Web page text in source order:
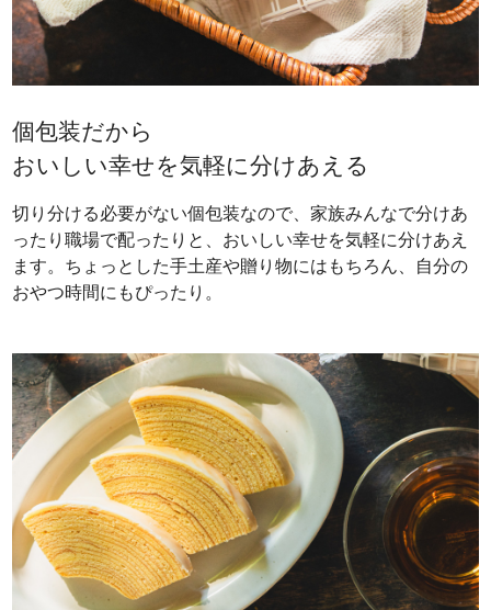
個包装だから
おいしい幸せを気軽に分けあえる
切り分ける必要がない個包装なので、家族みんなで分けあ
ったり職場で配ったりと、おいしい幸せを気軽に分けあえ
ます。ちょっとした手土産や贈り物にはもちろん、自分の
おやつ時間にもぴったり。